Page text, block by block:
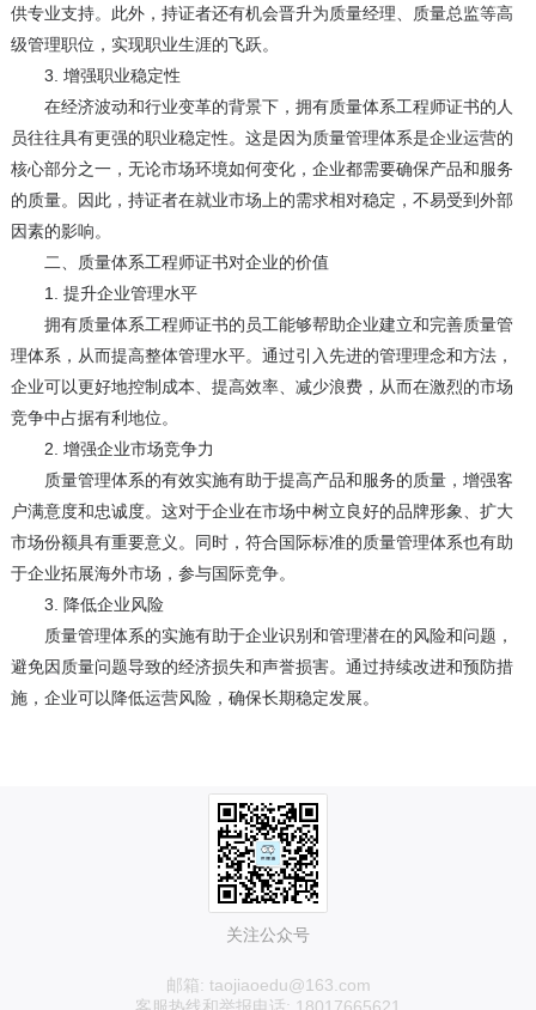
供专业支持。此外，持证者还有机会晋升为质量经理、质量总监等高
级管理职位，实现职业生涯的飞跃。
3. 增强职业稳定性
在经济波动和行业变革的背景下，拥有质量体系工程师证书的人
员往往具有更强的职业稳定性。这是因为质量管理体系是企业运营的
核心部分之一，无论市场环境如何变化，企业都需要确保产品和服务
的质量。因此，持证者在就业市场上的需求相对稳定，不易受到外部
因素的影响。
二、质量体系工程师证书对企业的价值
1. 提升企业管理水平
拥有质量体系工程师证书的员工能够帮助企业建立和完善质量管
理体系，从而提高整体管理水平。通过引入先进的管理理念和方法，
企业可以更好地控制成本、提高效率、减少浪费，从而在激烈的市场
竞争中占据有利地位。
2. 增强企业市场竞争力
质量管理体系的有效实施有助于提高产品和服务的质量，增强客
户满意度和忠诚度。这对于企业在市场中树立良好的品牌形象、扩大
市场份额具有重要意义。同时，符合国际标准的质量管理体系也有助
于企业拓展海外市场，参与国际竞争。
3. 降低企业风险
质量管理体系的实施有助于企业识别和管理潜在的风险和问题，
避免因质量问题导致的经济损失和声誉损害。通过持续改进和预防措
施，企业可以降低运营风险，确保长期稳定发展。
关注公众号
邮箱: taojiaoedu@163.com